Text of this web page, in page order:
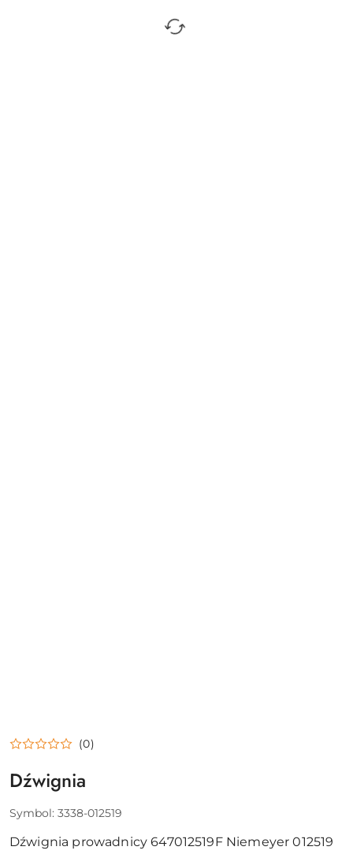
(0)
Dźwignia
Symbol: 3338-012519
Dźwignia prowadnicy 647012519F Niemeyer 012519